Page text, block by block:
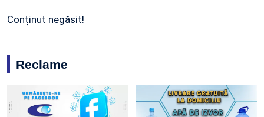
Conținut negăsit!
Reclame